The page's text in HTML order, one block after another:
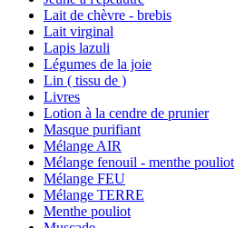
Lait de chèvre - brebis
Lait virginal
Lapis lazuli
Légumes de la joie
Lin ( tissu de )
Livres
Lotion à la cendre de prunier
Masque purifiant
Mélange AIR
Mélange fenouil - menthe pouliot
Mélange FEU
Mélange TERRE
Menthe pouliot